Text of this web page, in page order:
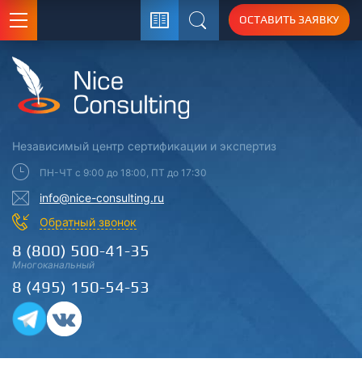
Поиск
ОСТАВИТЬ ЗАЯВКУ
Независимый центр сертификации и экспертиз
ПН-ЧТ с 9:00 до 18:00, ПТ до 17:30
info@nice-consulting.ru
Обратный звонок
8 (800) 500-41-35
Многоканальный
8 (495) 150-54-53